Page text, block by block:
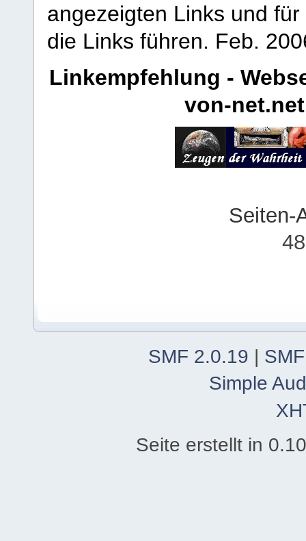
angezeigten Links und
die Links führen. Feb.
Linkempfehlung -
von-net.net
Seiten-
SMF 2.0.19 |
Simple
Seite erstellt in